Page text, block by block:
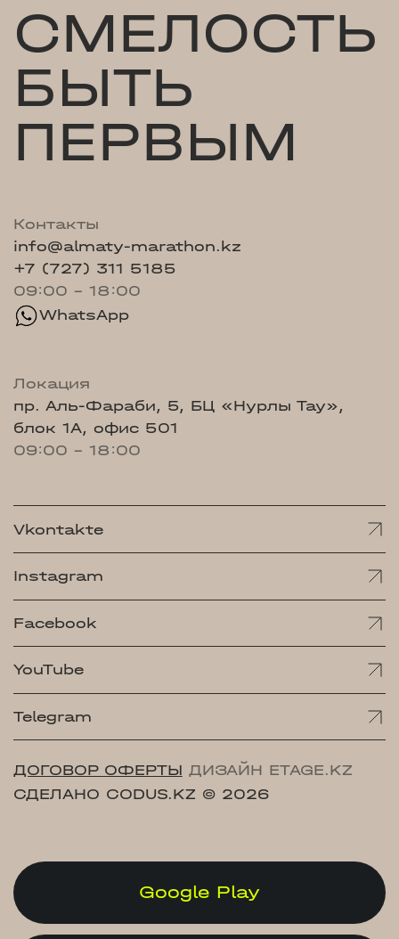
СМЕЛОСТЬ
БЫТЬ
ПЕРВЫМ
Контакты
info@almaty-marathon.kz
+7 (727) 311 5185
09:00 - 18:00
WhatsApp
Локация
пр. Аль-Фараби, 5, БЦ «Нурлы Тау»,
блок 1А, офис 501
09:00 - 18:00
Vkontakte
Instagram
Facebook
YouTube
Telegram
ДОГОВОР ОФЕРТЫ ДИЗАЙН ETAGE.KZ
СДЕЛАНО CODUS.KZ © 2026
Google Play